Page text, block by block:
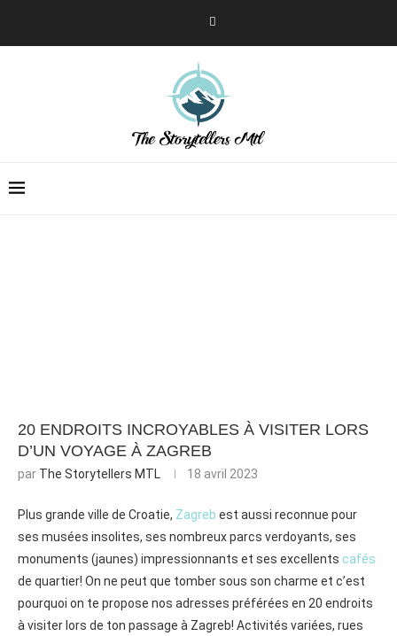
20 ENDROITS INCROYABLES À VISITER LORS
D’UN VOYAGE À ZAGREB
par The Storytellers MTL 18 avril 2023
Plus grande ville de Croatie, Zagreb est aussi reconnue pour
ses musées insolites, ses nombreux parcs verdoyants, ses
monuments (jaunes) impressionnants et ses excellents cafés
de quartier! On ne peut que tomber sous son charme et c’est
pourquoi on te propose nos adresses préférées en 20 endroits
à visiter lors de ton passage à Zagreb! Activités variées, rues